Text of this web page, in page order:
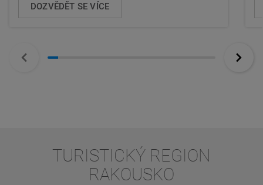
DOZVĚDĚT SE VÍCE
TURISTICKÝ REGION
RAKOUSKO